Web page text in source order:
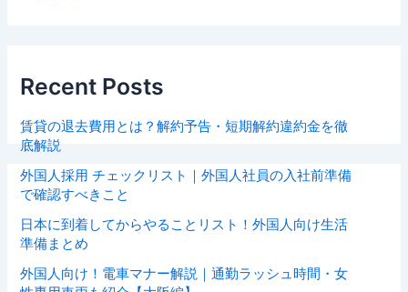
Recent Posts
賃貸の退去費用とは？解約予告・短期解約違約金を徹
底解説
外国人採用 チェックリスト｜外国人社員の入社前準備
で確認すべきこと
日本に到着してからやることリスト！外国人向け生活
準備まとめ
外国人向け！電車マナー解説｜通勤ラッシュ時間・女